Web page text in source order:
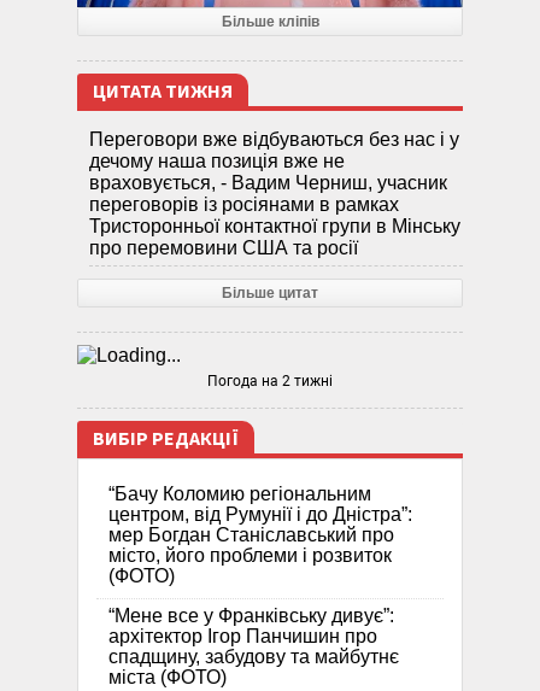
Більше кліпів
ЦИТАТА ТИЖНЯ
Переговори вже відбуваються без нас і у
дечому наша позиція вже не
враховується, - Вадим Черниш, учасник
переговорів із росіянами в рамках
Тристоронньої контактної групи в Мінську
про перемовини США та росії
Більше цитат
Погода на 2 тижні
ВИБІР РЕДАКЦІЇ
“Бачу Коломию регіональним
центром, від Румунії і до Дністра”:
мер Богдан Станіславський про
місто, його проблеми і розвиток
(ФОТО)
“Мене все у Франківську дивує”:
архітектор Ігор Панчишин про
спадщину, забудову та майбутнє
міста (ФОТО)